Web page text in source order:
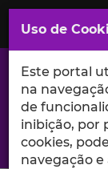
Saltar
para
Conteúdo
Principal
A excelência
Uso de
Este portal
na
de
inibição, por
cookies,
navegação